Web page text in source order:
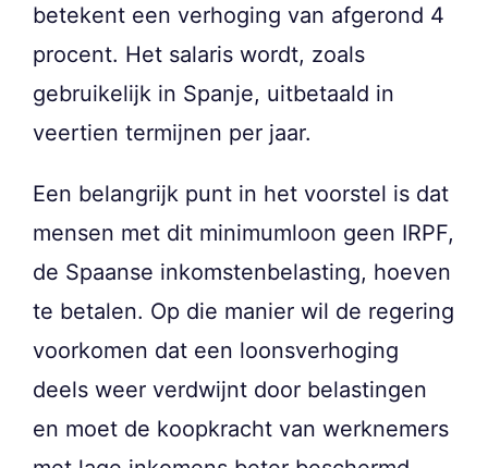
betekent een verhoging van afgerond 4
procent. Het salaris wordt, zoals
gebruikelijk in Spanje, uitbetaald in
veertien termijnen per jaar.
Een belangrijk punt in het voorstel is dat
mensen met dit minimumloon geen IRPF,
de Spaanse inkomstenbelasting, hoeven
te betalen. Op die manier wil de regering
voorkomen dat een loonsverhoging
deels weer verdwijnt door belastingen
en moet de koopkracht van werknemers